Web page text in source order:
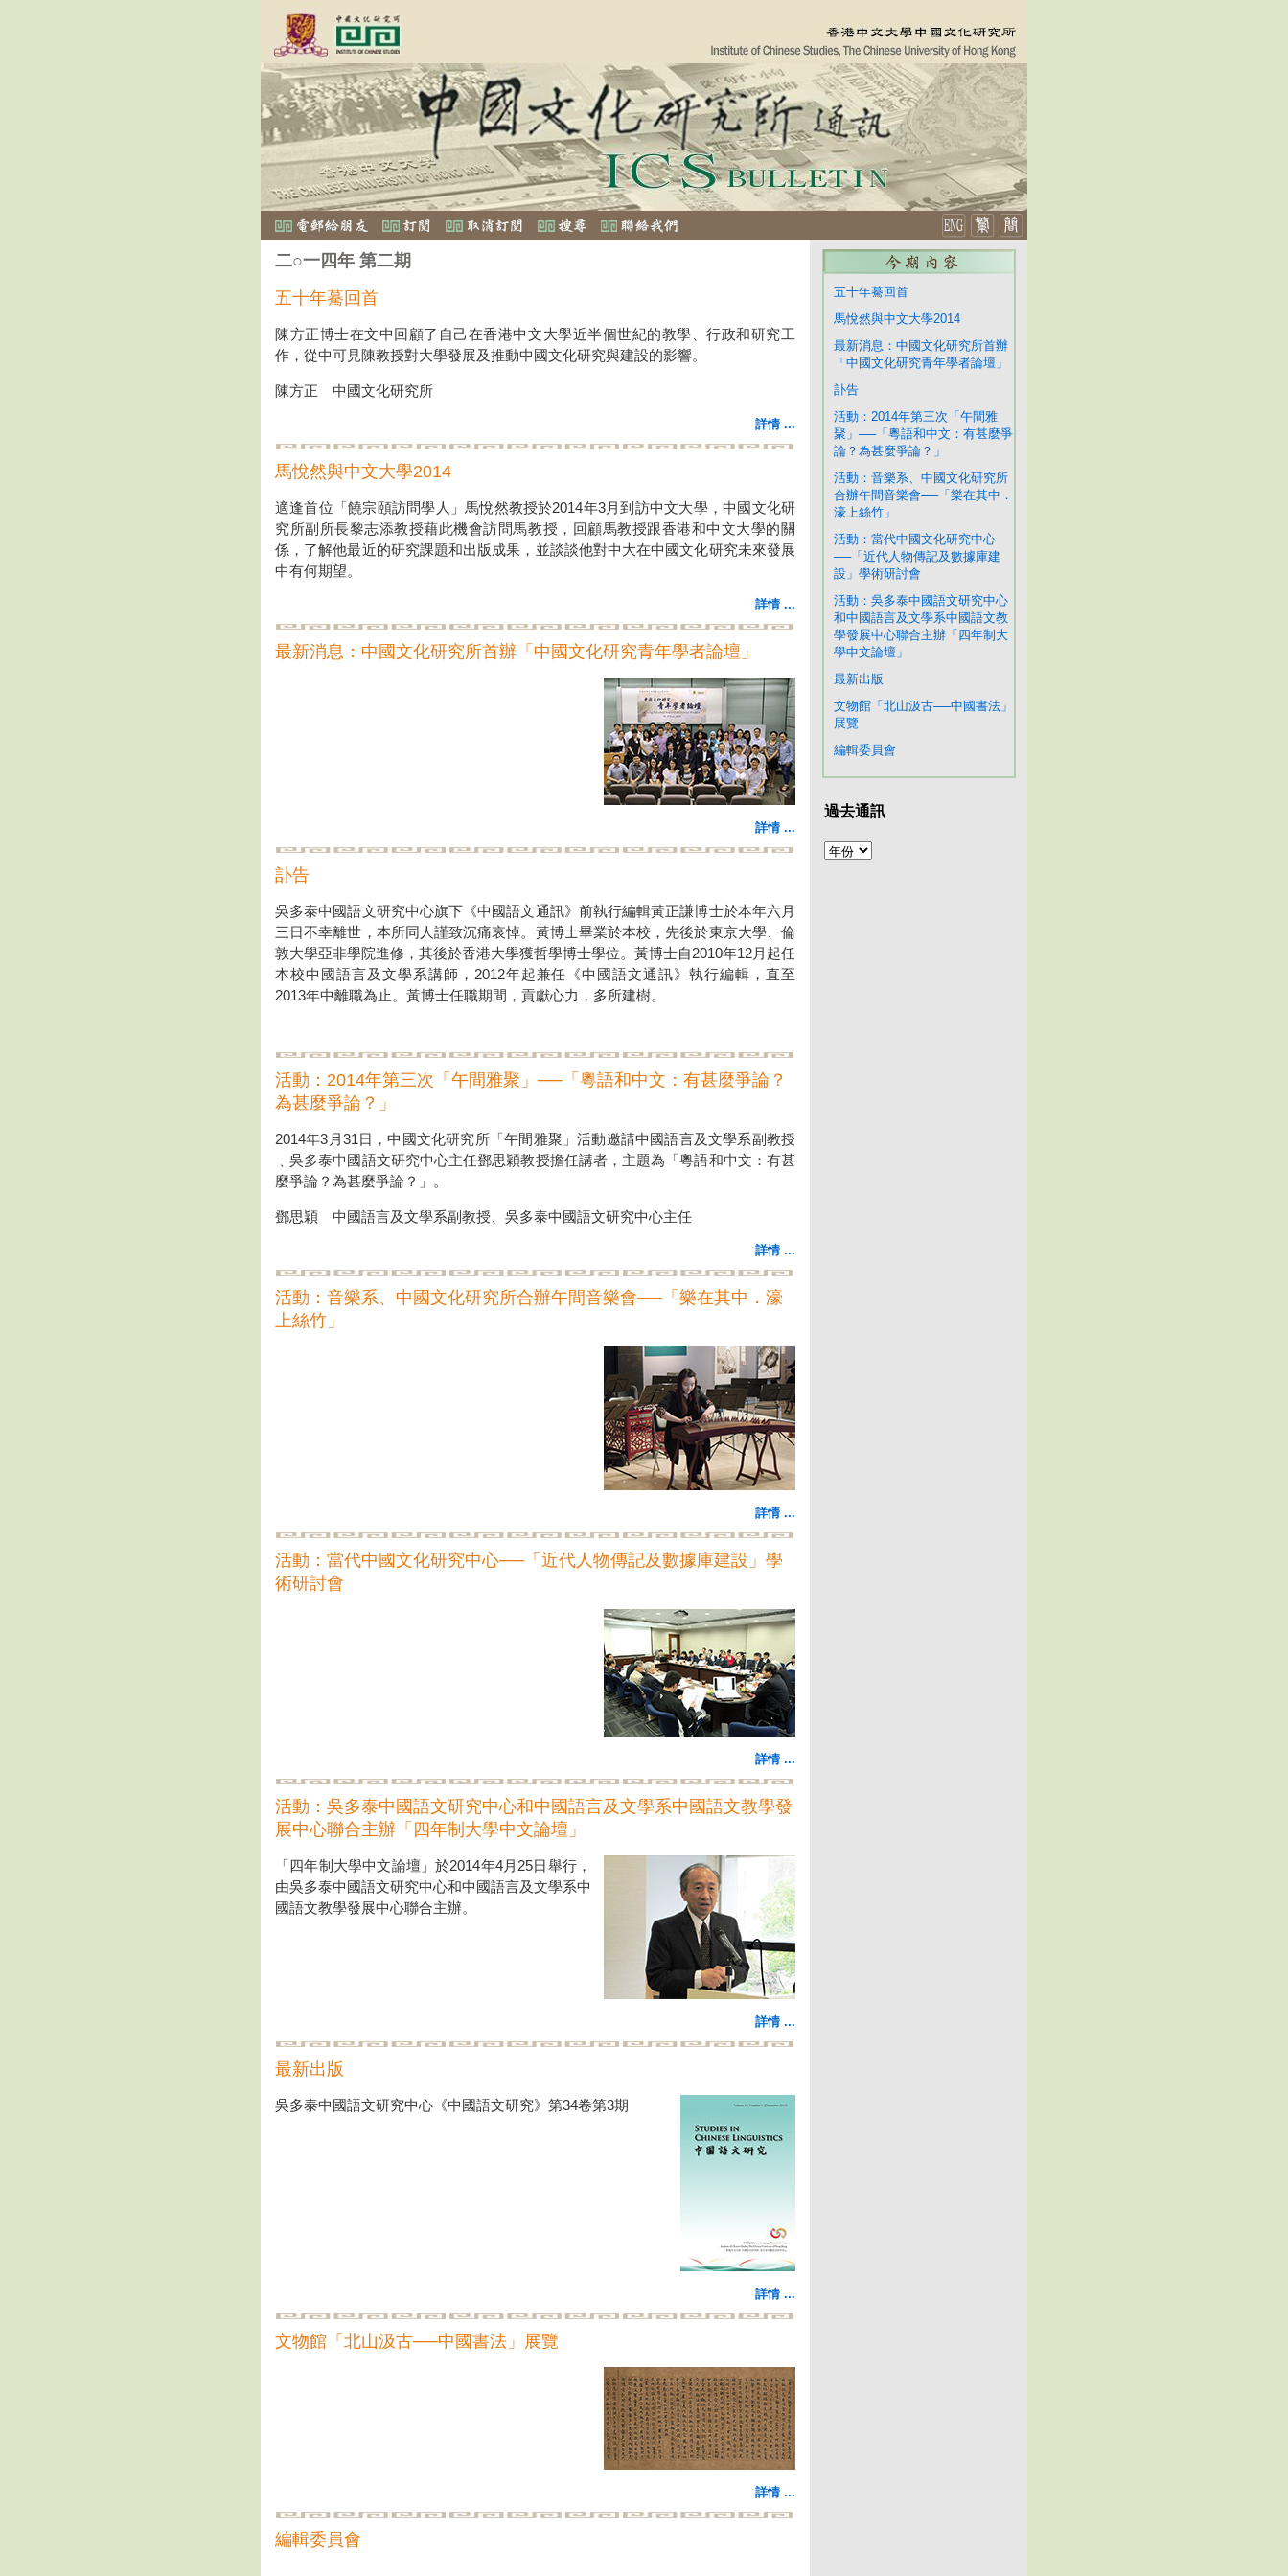
二○一四年 第二期
五十年驀回首
陳方正博士在文中回顧了自己在香港中文大學近半個世紀的教學、行政和研究工
作，從中可見陳教授對大學發展及推動中國文化研究與建設的影響。
陳方正 中國文化研究所
詳情 ...
馬悅然與中文大學2014
適逢首位「饒宗頤訪問學人」馬悅然教授於2014年3月到訪中文大學，中國文化研
究所副所長黎志添教授藉此機會訪問馬教授，回顧馬教授跟香港和中文大學的關
係，了解他最近的研究課題和出版成果，並談談他對中大在中國文化研究未來發展
中有何期望。
詳情 ...
最新消息：中國文化研究所首辦「中國文化研究青年學者論壇」
詳情 ...
訃告
吳多泰中國語文研究中心旗下《中國語文通訊》前執行編輯黃正謙博士於本年六月
三日不幸離世，本所同人謹致沉痛哀悼。黃博士畢業於本校，先後於東京大學、倫
敦大學亞非學院進修，其後於香港大學獲哲學博士學位。黃博士自2010年12月起任
本校中國語言及文學系講師，2012年起兼任《中國語文通訊》執行編輯，直至
2013年中離職為止。黃博士任職期間，貢獻心力，多所建樹。
活動：2014年第三次「午間雅聚」──「粵語和中文：有甚麼爭論？
為甚麼爭論？」
2014年3月31日，中國文化研究所「午間雅聚」活動邀請中國語言及文學系副教授
﹑吳多泰中國語文研究中心主任鄧思穎教授擔任講者，主題為「粵語和中文：有甚
麼爭論？為甚麼爭論？」。
鄧思穎 中國語言及文學系副教授、吳多泰中國語文研究中心主任
詳情 ...
活動：音樂系、中國文化研究所合辦午間音樂會──「樂在其中．濠
上絲竹」
詳情 ...
活動：當代中國文化研究中心──「近代人物傳記及數據庫建設」學
術研討會
詳情 ...
活動：吳多泰中國語文研究中心和中國語言及文學系中國語文教學發
展中心聯合主辦「四年制大學中文論壇」
「四年制大學中文論壇」於2014年4月25日舉行，
由吳多泰中國語文研究中心和中國語言及文學系中
國語文教學發展中心聯合主辦。
詳情 ...
最新出版
吳多泰中國語文研究中心《中國語文研究》第34卷第3期
詳情 ...
文物館「北山汲古──中國書法」展覽
詳情 ...
編輯委員會
五十年驀回首
馬悅然與中文大學2014
最新消息：中國文化研究所首辦
「中國文化研究青年學者論壇」
訃告
活動：2014年第三次「午間雅
聚」──「粵語和中文：有甚麼爭
論？為甚麼爭論？」
活動：音樂系、中國文化研究所
合辦午間音樂會──「樂在其中．
濠上絲竹」
活動：當代中國文化研究中心
──「近代人物傳記及數據庫建
設」學術研討會
活動：吳多泰中國語文研究中心
和中國語言及文學系中國語文教
學發展中心聯合主辦「四年制大
學中文論壇」
最新出版
文物館「北山汲古──中國書法」
展覽
編輯委員會
過去通訊